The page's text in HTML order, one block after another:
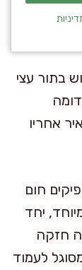
בתור עצי
אחריו
חום
יחד
חזקה
לעמוד